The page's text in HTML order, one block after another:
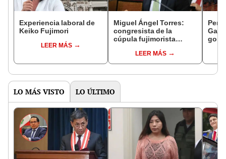
Experiencia laboral de
Keiko Fujimori
LEER MÁS
Miguel Ángel Torres:
congresista de la
cúpula fujimorista
del SenadoLEER MÁS
LO MÁS VISTO LO ÚLTIMO